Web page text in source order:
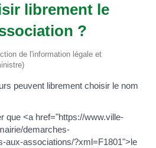
librement le
?
de l'information légale et
peuvent librement choisir le nom
que <a href="https://www.ville-
demarches-
aux-associations/?xml=F1801">le